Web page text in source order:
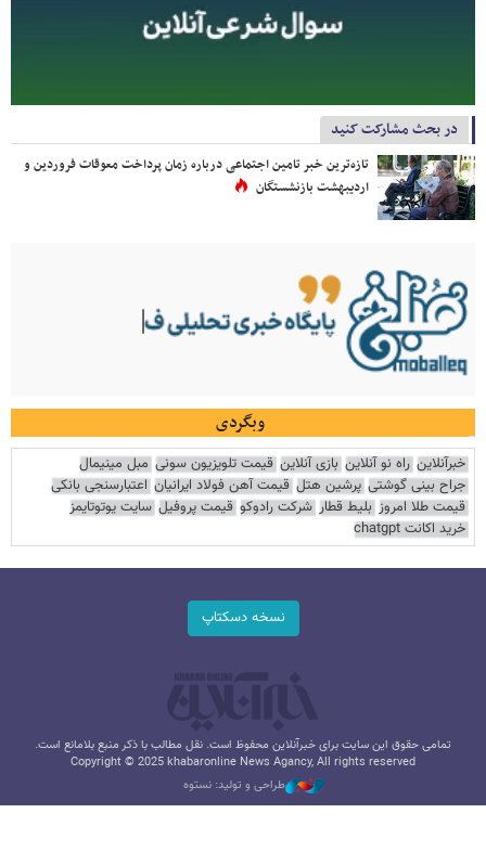
در بحث مشارکت کنید
تازه‌ترین خبر تامین اجتماعی درباره زمان پرداخت معوقات فروردین و
اردیبهشت بازنشستگان
وبگردی
خبرآنلاین راه نو آنلاین بازی آنلاین قیمت تلویزیون سونی مبل مینیمال
جراح بینی گوشتی پرشین هتل قیمت آهن فولاد ایرانیان اعتبارسنجی بانکی
قیمت طلا امروز بلیط قطار شرکت رادوکو قیمت پروفیل سایت یوتوتایمز
خرید اکانت chatgpt
نسخه دسکتاپ
تمامی حقوق این سایت برای خبرآنلاین محفوظ است. نقل مطالب با ذکر منبع بلامانع است.
Copyright © 2025 khabaronline News Agancy, All rights reserved
طراحی و تولید: نستوه